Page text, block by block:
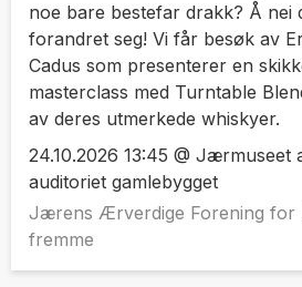
noe bare bestefar drakk? Å nei
forandret seg! Vi får besøk av
Cadus som presenterer en
masterclass med Turntable
av deres utmerkede whiskyer.
24.10.2026 13:45 @ Jærmuseet
auditoriet gamlebygget
Jærens Ærverdige Forening for
fremme